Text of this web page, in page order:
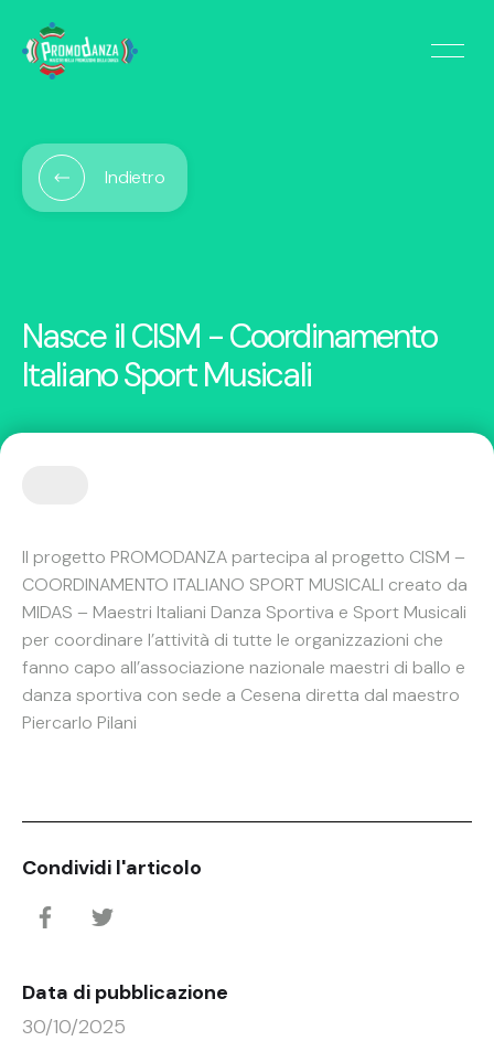
Indietro
Nasce il CISM - Coordinamento
Italiano Sport Musicali
Il progetto PROMODANZA partecipa al progetto CISM –
COORDINAMENTO ITALIANO SPORT MUSICALI creato da
MIDAS – Maestri Italiani Danza Sportiva e Sport Musicali
per coordinare l’attività di tutte le organizzazioni che
fanno capo all’associazione nazionale maestri di ballo e
danza sportiva con sede a Cesena diretta dal maestro
Piercarlo Pilani
Condividi l'articolo
Data di pubblicazione
30/10/2025